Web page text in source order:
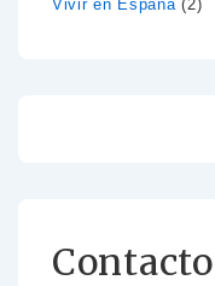
Vivir en España (2)
Contacto